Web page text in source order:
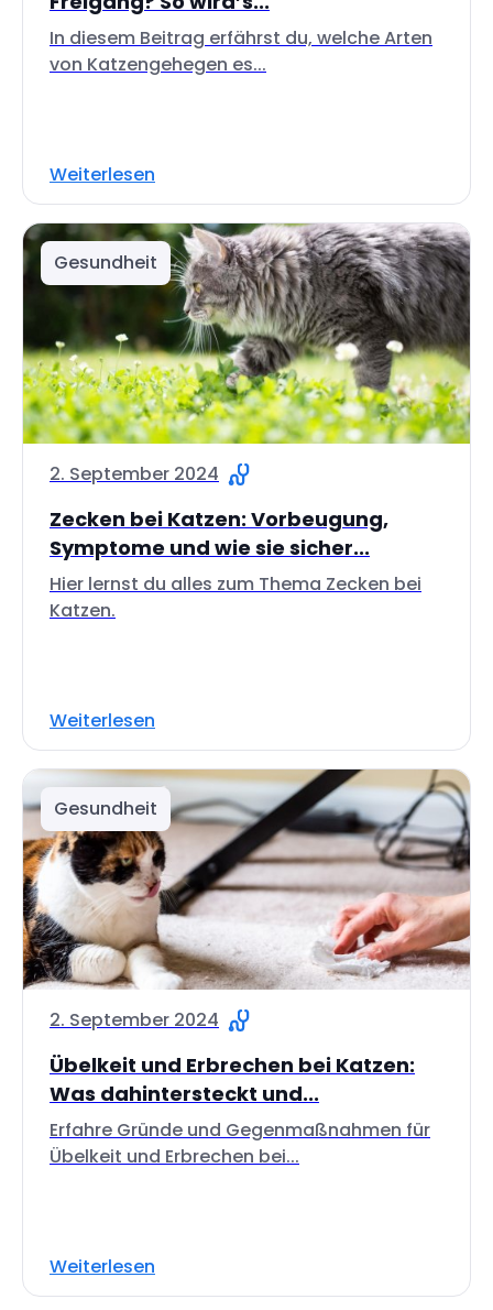
In diesem Beitrag erfährst du, welche Arten
von Katzengehegen es...
Weiterlesen
Gesundheit
2. September 2024
Zecken bei Katzen: Vorbeugung,
Symptome und wie sie sicher...
Hier lernst du alles zum Thema Zecken bei
Katzen.
Weiterlesen
Gesundheit
2. September 2024
Übelkeit und Erbrechen bei Katzen:
Was dahintersteckt und...
Erfahre Gründe und Gegenmaßnahmen für
Übelkeit und Erbrechen bei...
Weiterlesen